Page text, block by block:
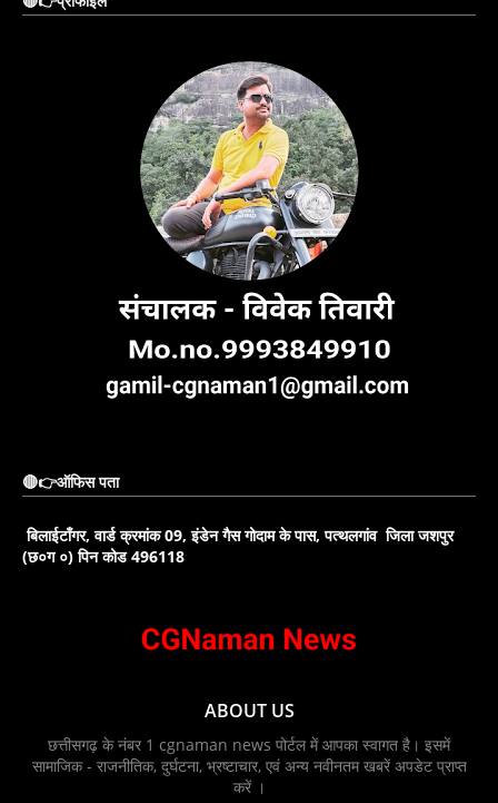
🔴👉ऑफिस पता
बिलाईटाँगर, वार्ड क्रमांक 09, इंडेन गैस गोदाम के पास, पत्थलगांव जिला जशपुर
(छ०ग ०) पिन कोड 496118
ABOUT US
छत्तीसगढ़ के नंबर 1 cgnaman news पोर्टल में आपका स्वागत है। इसमें
सामाजिक - राजनीतिक, दुर्घटना, भ्रष्टाचार, एवं अन्य नवीनतम खबरें अपडेट प्राप्त
करें ।